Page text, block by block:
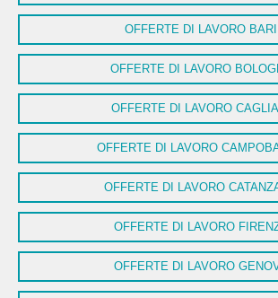
OFFERTE DI LAVORO BARI
OFFERTE DI LAVORO
OFFERTE DI LAVORO
OFFERTE DI LAVORO
OFFERTE DI LAVORO
OFFERTE DI LAVORO
OFFERTE DI LAVORO